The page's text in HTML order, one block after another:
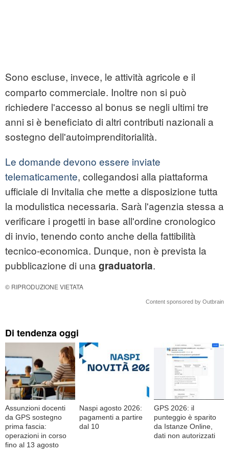
Sono escluse, invece, le attività agricole e il
comparto commerciale. Inoltre non si può
richiedere l'accesso al bonus se negli ultimi tre
anni si è beneficiato di altri contributi nazionali a
sostegno dell'autoimprenditorialità.
Le domande devono essere inviate
telematicamente, collegandosi alla piattaforma
ufficiale di Invitalia che mette a disposizione tutta
la modulistica necessaria. Sarà l'agenzia stessa a
verificare i progetti in base all'ordine cronologico
di invio, tenendo conto anche della fattibilità
tecnico-economica. Dunque, non è prevista la
pubblicazione di una graduatoria.
© RIPRODUZIONE VIETATA
Content sponsored by Outbrain
Di tendenza oggi
Assunzioni docenti
da GPS sostegno
prima fascia:
operazioni in corso
fino al 13 agosto
Naspi agosto 2026:
pagamenti a partire
dal 10
GPS 2026: il
punteggio è sparito
da Istanze Online,
dati non autorizzati